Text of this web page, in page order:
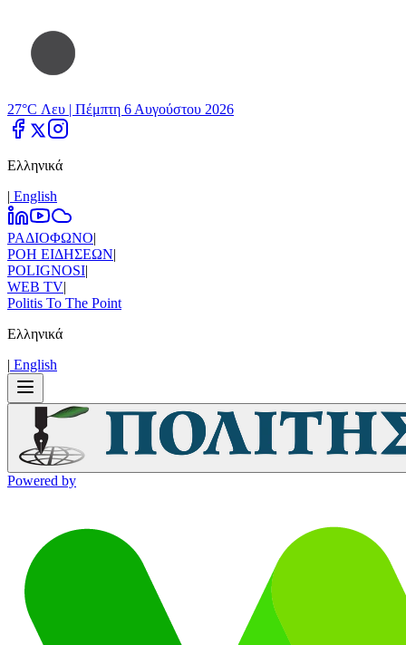
27°C Λευ | Πέμπτη 6 Αυγούστου 2026
Ελληνικά
| Εnglish
ΡΑΔΙΟΦΩΝΟ|
ΡΟΗ ΕΙΔΗΣΕΩΝ|
POLIGNOSI|
WEB TV|
Politis To The Point
Ελληνικά
| Εnglish
Powered by